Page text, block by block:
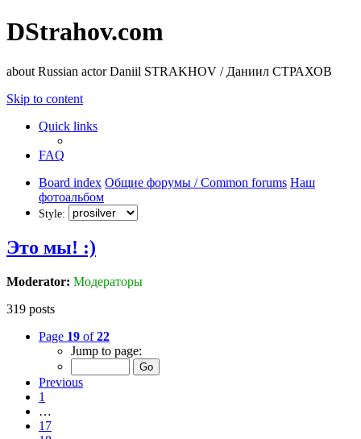
DStrahov.com
about Russian actor Daniil STRAKHOV / Даниил СТРАХОВ
Skip to content
Quick links
FAQ
Board index Общие форумы / Common forums Наш
фотоальбом
Style:
Это мы! :)
Moderator: Модераторы
319 posts
Page 19 of22
Jump to page:
Previous
1
…
17